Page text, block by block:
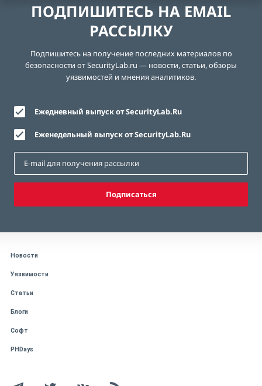
ПОДПИШИТЕСЬ НА EMAIL
РАССЫЛКУ
Подпишитесь на получение последних материалов по
безопасности от SecurityLab.ru — новости, статьи, обзоры
уязвимостей и мнения аналитиков.
Ежедневный выпуск от SecurityLab.Ru
Еженедельный выпуск от SecurityLab.Ru
Подписаться
Новости
Уязвимости
Статьи
Блоги
Софт
PHDays